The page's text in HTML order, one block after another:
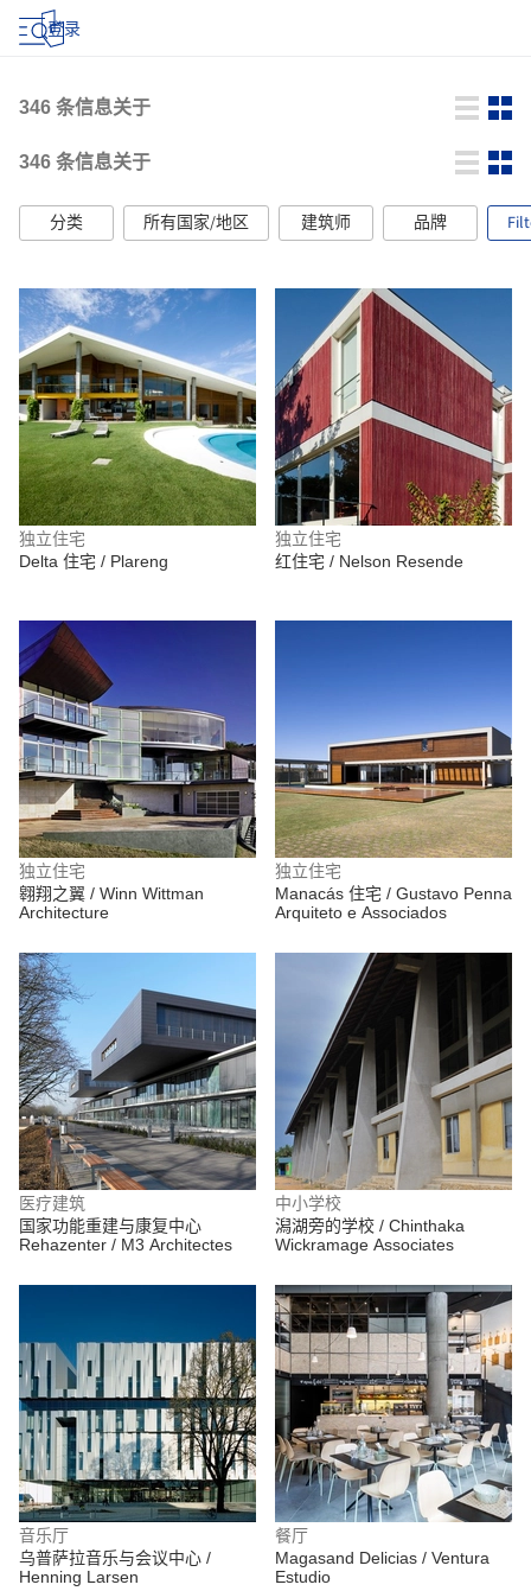
登录
346 条信息关于
346 条信息关于
分类 所有国家/地区 建筑师 品牌
独立住宅
Delta 住宅 / Plareng
独立住宅
红住宅 / Nelson Resende
独立住宅
翱翔之翼 / Winn Wittman
Architecture
独立住宅
Manacás 住宅 / Gustavo Penna
Arquiteto e Associados
医疗建筑
国家功能重建与康复中心
Rehazenter / M3 Architectes
中小学校
潟湖旁的学校 / Chinthaka
Wickramage Associates
音乐厅
乌普萨拉音乐与会议中心 /
Henning Larsen
餐厅
Magasand Delicias / Ventura
Estudio